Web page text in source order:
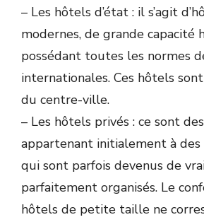
– Les hôtels d’état : il s’agit
modernes, de grande capacité
possédant toutes les normes
internationales. Ces hôtels
du centre-ville.
– Les hôtels privés : ce sont
appartenant initialement à
qui sont parfois devenus de
parfaitement organisés. Le
hôtels de petite taille ne